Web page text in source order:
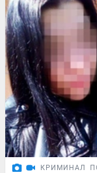
КРИМИНАЛ